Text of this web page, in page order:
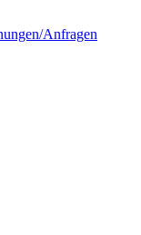
Anfragen